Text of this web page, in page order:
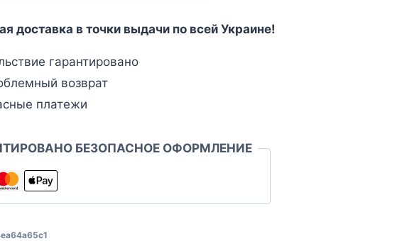
доставка в точки выдачи по всей Украине!
гарантировано
возврат
платежи
БЕЗОПАСНОЕ ОФОРМЛЕНИЕ